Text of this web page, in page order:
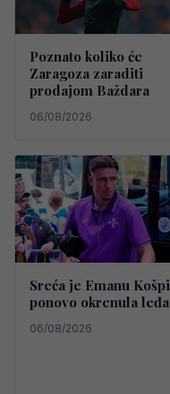
Poznato koliko će
Zaragoza zaraditi
prodajom Baždara
06/08/2026
Sreća je Emanu Košpi
ponovo okrenula leđa
06/08/2026